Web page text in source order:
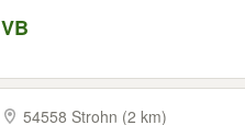
VB
54558 Strohn (2 km)